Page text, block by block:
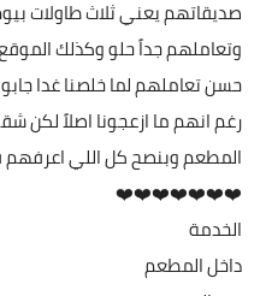
صديقاتهم يعني ثلاث طاولات
وتعاملهم جداً حلو وكذلك
حسن تعاملهم لما خلصنا غدا
رغم انهم ما ازعجونا اصلاً
المطعم وبنصح كل اللي اعرفهم
❤️❤️❤️❤️❤️❤️❤️
الخدمة
داخل المطعم